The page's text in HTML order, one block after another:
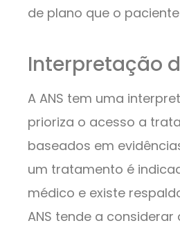
de plano que o
Interpretação
A ANS tem uma
prioriza o acesso a
baseados em
um tratamento é
médico e existe
ANS tende a